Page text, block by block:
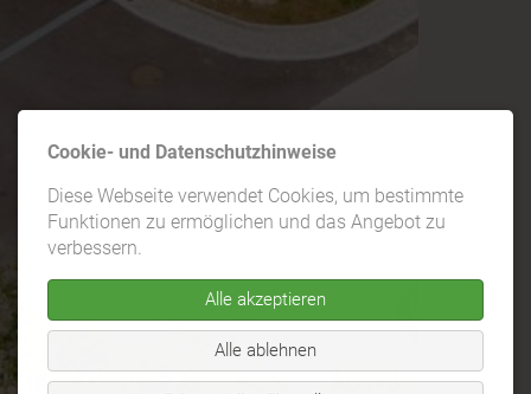
Cookie- und Datenschutzhinweise
Diese Webseite verwendet Cookies, um bestimmte
Funktionen zu ermöglichen und das Angebot zu
verbessern.
Alle akzeptieren
Alle ablehnen